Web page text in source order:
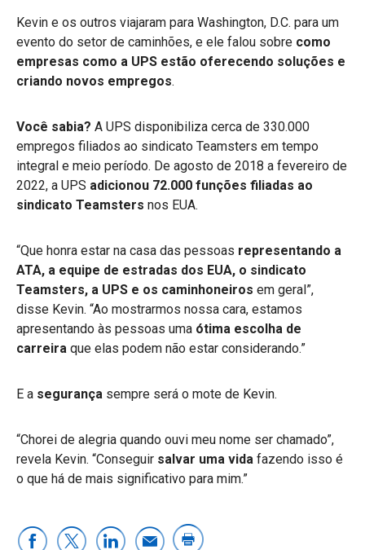
Kevin e os outros viajaram para Washington, D.C. para um
evento do setor de caminhões, e ele falou sobre como
empresas como a UPS estão oferecendo soluções e
criando novos empregos.
Você sabia? A UPS disponibiliza cerca de 330.000
empregos filiados ao sindicato Teamsters em tempo
integral e meio período. De agosto de 2018 a fevereiro de
2022, a UPS adicionou 72.000 funções filiadas ao
sindicato Teamsters nos EUA.
“Que honra estar na casa das pessoas representando a
ATA, a equipe de estradas dos EUA, o sindicato
Teamsters, a UPS e os caminhoneiros em geral”,
disse Kevin. “Ao mostrarmos nossa cara, estamos
apresentando às pessoas uma ótima escolha de
carreira que elas podem não estar considerando.”
E a segurança sempre será o mote de Kevin.
“Chorei de alegria quando ouvi meu nome ser chamado”,
revela Kevin. “Conseguir salvar uma vida fazendo isso é
o que há de mais significativo para mim.”